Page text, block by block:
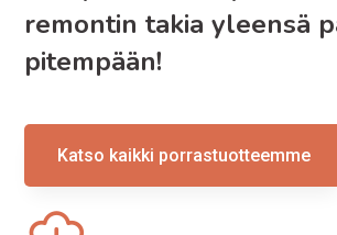
remontin takia yleensä
pitempään!
Katso kaikki porrastuotteemme